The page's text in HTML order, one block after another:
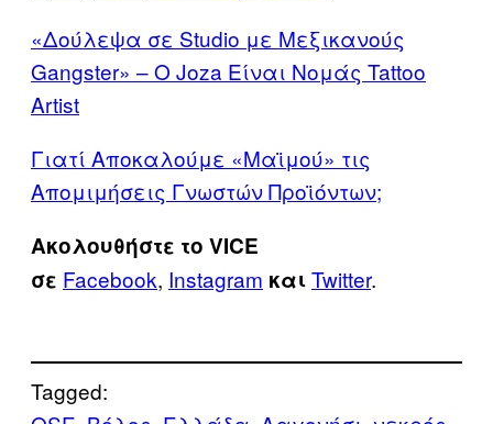
«Δούλεψα σε Studio με Μεξικανούς
Gangster» – Ο Joza Είναι Νομάς Tattoo
Artist
Γιατί Αποκαλούμε «Μαϊμού» τις
Απομιμήσεις Γνωστών Προϊόντων;
Ακολουθήστε το VICE
σε Facebook, Instagram καιTwitter.
Tagged: